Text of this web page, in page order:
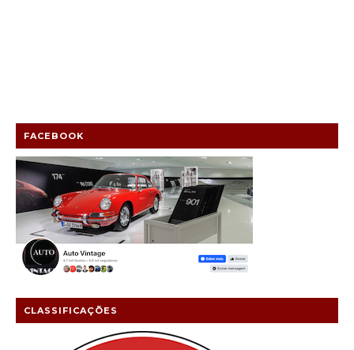
FACEBOOK
CLASSIFICAÇÕES